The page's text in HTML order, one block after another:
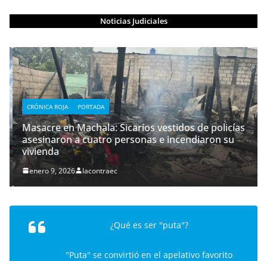
Noticias Judiciales
CRÓNICA ROJA PORTADA
Masacre en Machala: Sicarios vestidos de policías
asesinaron a cuatro personas e incendiaron su
vivienda
enero 9, 2026 lacontraec
¿Qué es ser "puta"?
"Puta" se convirtió en el apelativo favorito